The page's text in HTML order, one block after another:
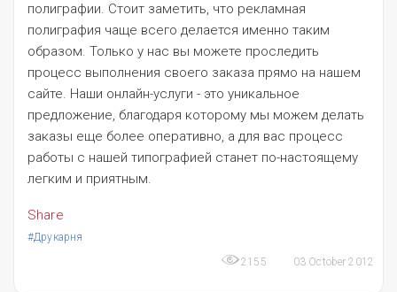
полиграфии. Стоит заметить, что рекламная
полиграфия чаще всего делается именно таким
образом. Только у нас вы можете проследить
процесс выполнения своего заказа прямо на нашем
сайте. Наши онлайн-услуги - это уникальное
предложение, благодаря которому мы можем делать
заказы еще более оперативно, а для вас процесс
работы с нашей типографией станет по-настоящему
легким и приятным.
Share
#Друкарня
03 October 2012
2155